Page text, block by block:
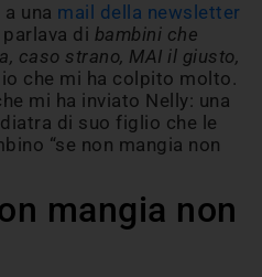
una mail della newsletter
di bambini che
caso strano, MAI il giusto,
che mi ha colpito molto.
mi ha inviato Nelly: una
di suo figlio che le
“se non mangia non
mangia non